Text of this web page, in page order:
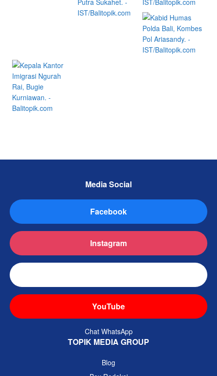
Media Social
Facebook
Instagram
YouTube
Chat WhatsApp
TOPIK MEDIA GROUP
Blog